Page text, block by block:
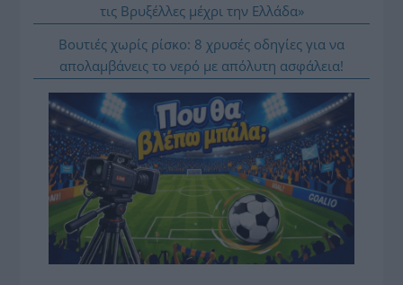
τις Βρυξέλλες μέχρι την Ελλάδα»
Βουτιές χωρίς ρίσκο: 8 χρυσές οδηγίες για να
απολαμβάνεις το νερό με απόλυτη ασφάλεια!